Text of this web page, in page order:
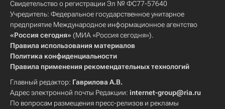
Свидетельство о регистрации Эл № ФС77-57640
Учредитель: Федеральное государственное унитарное
предприятие Международное информационное агентство
«Россия сегодня» (МИА «Россия сегодня»).
Правила использования материалов
Политика конфиденциальности
Правила применения рекомендательных технологий
Главный редактор: Гаврилова А.В.
Адрес электронной почты Редакции: internet-group@ria.ru
По вопросам размещения пресс-релизов и рекламы